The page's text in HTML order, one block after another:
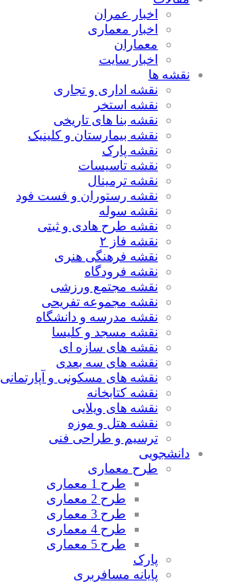
اخبار عمران
اخبار معماری
معماران
اخبار سایت
نقشه ها
نقشه اداری و تجاری
نقشه استخر
نقشه بنا های تاریخی
نقشه بیمارستان و کلینیک
نقشه پارک
نقشه تاسیسات
نقشه ترمینال
نقشه رستوران و فست فود
نقشه سوله
نقشه طرح هادی و ثبتی
نقشه فاز ۲
نقشه فرهنگی هنری
نقشه فرودگاه
نقشه مجتمع ورزشی
نقشه مجموعه تفریحی
نقشه مدرسه و دانشگاه
نقشه مسجد و کلیسا
نقشه های سازه ای
نقشه های سه بعدی
نقشه های مسکونی و آپارتمانی
نقشه کتابخانه
نقشه های ویلایی
نقشه هتل و موزه
ترسیم و طراحی فنی
دانشجویی
طرح معماری
طرح 1 معماری
طرح 2 معماری
طرح 3 معماری
طرح 4 معماری
طرح 5 معماری
پارک
پایانه مسافربری